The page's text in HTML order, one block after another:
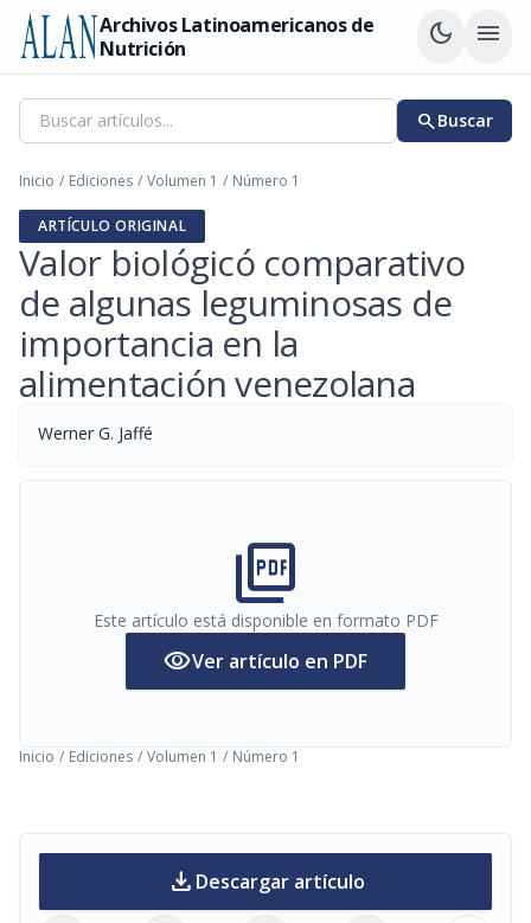
Archivos Latinoamericanos de
Nutrición
dark_mode menu
searchBuscar
Inicio / Ediciones / Volumen 1 / Número 1
ARTÍCULO ORIGINAL
Valor biológicó comparativo
de algunas leguminosas de
importancia en la
alimentación venezolana
Werner G. Jaffé
picture_as_pdf
Este artículo está disponible en formato PDF
visibilityVer artículo en PDF
Inicio / Ediciones / Volumen 1 / Número 1
download Descargar artículo